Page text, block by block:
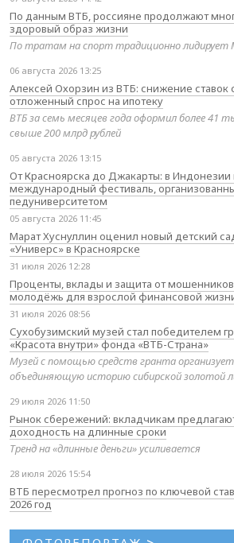
По данным ВТБ, россияне продолжают
здоровый образ жизни
По тратам на спорт традиционно лидирует
06 августа 2026 13:25
Алексей Охорзин из ВТБ: снижение ставок
отложенный спрос на ипотеку
ВТБ за семь месяцев года оформил более 41
свыше 200 млрд рублей
05 августа 2026 13:15
От Красноярска до Джакарты: в Индонезии
международный фестиваль,
педуниверситетом
05 августа 2026 11:45
Марат Хуснуллин оценил новый детский
«Универс» в Красноярске
31 июля 2026 12:28
Проценты, вклады и защита от
молодёжь для взрослой финансовой
31 июля 2026 08:56
Сухобузимский музей стал победителем
«Красота внутри» фонда «ВТБ-Страна»
Музей с помощью средств гранта
объединяющую историю сибирской золотой
29 июля 2026 11:50
Рынок сбережений: вкладчикам
доходность на длинные сроки
Тренд на «длинные деньги» усиливается
28 июля 2026 15:54
ВТБ пересмотрел прогноз по ключевой
2026 год